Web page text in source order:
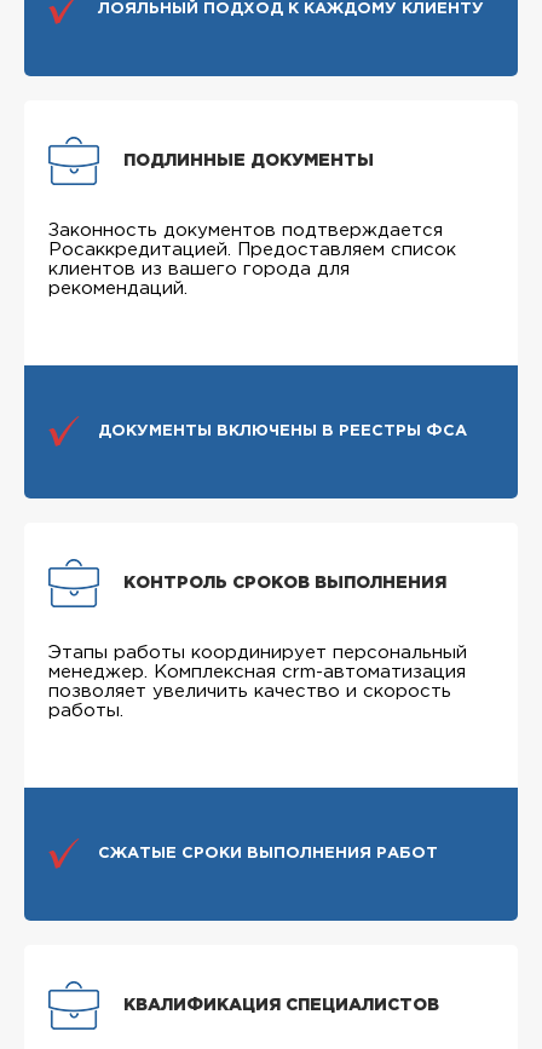
ЛОЯЛЬНЫЙ ПОДХОД К КАЖДОМУ КЛИЕНТУ
ПОДЛИННЫЕ ДОКУМЕНТЫ
Законность документов подтверждается
Росаккредитацией. Предоставляем список
клиентов из вашего города для
рекомендаций.
ДОКУМЕНТЫ ВКЛЮЧЕНЫ В РЕЕСТРЫ ФСА
КОНТРОЛЬ СРОКОВ ВЫПОЛНЕНИЯ
Этапы работы координирует персональный
менеджер. Комплексная crm-автоматизация
позволяет увеличить качество и скорость
работы.
СЖАТЫЕ СРОКИ ВЫПОЛНЕНИЯ РАБОТ
КВАЛИФИКАЦИЯ СПЕЦИАЛИСТОВ